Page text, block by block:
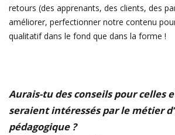
retours (des apprenants, des clients, des
améliorer, perfectionner notre contenu
qualitatif dans le fond que dans la forme !
Aurais-tu des conseils pour celles
seraient intéressés par le métier
pédagogique ?